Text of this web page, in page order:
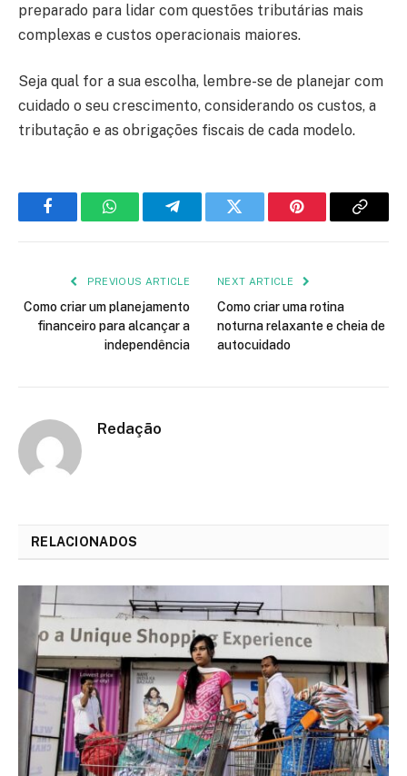
preparado para lidar com questões tributárias mais
complexas e custos operacionais maiores.
Seja qual for a sua escolha, lembre-se de planejar com
cuidado o seu crescimento, considerando os custos, a
tributação e as obrigações fiscais de cada modelo.
FacebookWhatsAppTelegramTwitter Pinterest Copy
PREVIOUS ARTICLE
Como criar um planejamento
financeiro para alcançar a
independência
NEXT ARTICLE
Como criar uma rotina
noturna relaxante e cheia de
autocuidado
Redação
RELACIONADOS